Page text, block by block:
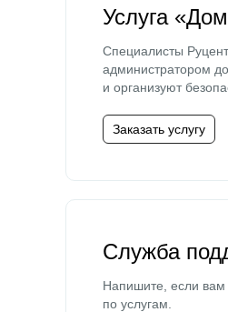
Услуга
Специалисты
администратором
и организуют
Заказать услугу
Служба
Напишите, если вам
по услугам.